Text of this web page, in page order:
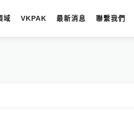
域 VKPAK 最新消息 聯繫我們